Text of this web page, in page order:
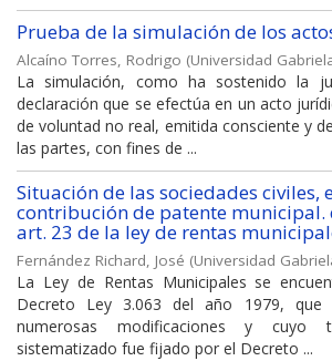
Prueba de la simulación de los
Alcaíno Torres, Rodrigo (Universidad
La simulación, como ha sostenido la
declaración que se efectúa en un acto
de voluntad no real, emitida consciente y
las partes, con fines de ...
Situación de las sociedades civiles,
contribución de patente municipal.
art. 23 de la ley de rentas
Fernández Richard, José (Universidad
La Ley de Rentas Municipales se
Decreto Ley 3.063 del año 1979,
numerosas modificaciones y cuyo
sistematizado fue fijado por el Decreto ...